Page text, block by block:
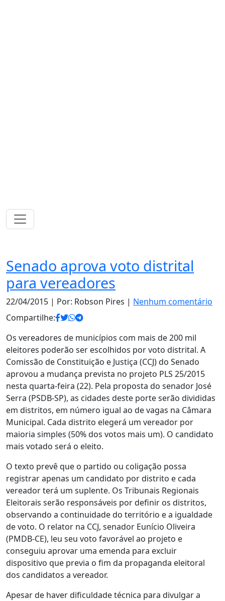
Senado aprova voto distrital
para vereadores
22/04/2015 | Por: Robson Pires | Nenhum comentário
Compartilhe:
Os vereadores de municípios com mais de 200 mil
eleitores poderão ser escolhidos por voto distrital. A
Comissão de Constituição e Justiça (CCJ) do Senado
aprovou a mudança prevista no projeto PLS 25/2015
nesta quarta-feira (22). Pela proposta do senador José
Serra (PSDB-SP), as cidades deste porte serão divididas
em distritos, em número igual ao de vagas na Câmara
Municipal. Cada distrito elegerá um vereador por
maioria simples (50% dos votos mais um). O candidato
mais votado será o eleito.
O texto prevê que o partido ou coligação possa
registrar apenas um candidato por distrito e cada
vereador terá um suplente. Os Tribunais Regionais
Eleitorais serão responsáveis por definir os distritos,
observando a continuidade do território e a igualdade
de voto. O relator na CCJ, senador Eunício Oliveira
(PMDB-CE), leu seu voto favorável ao projeto e
conseguiu aprovar uma emenda para excluir
dispositivo que previa o fim da propaganda eleitoral
dos candidatos a vereador.
Apesar de haver dificuldade técnica para divulgar a